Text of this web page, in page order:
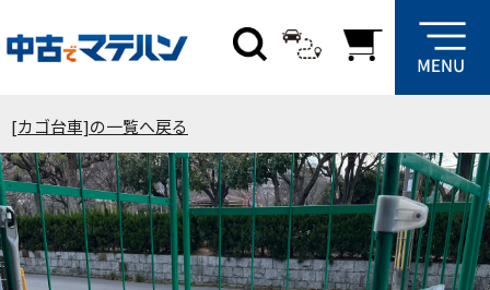
[カゴ台車]の一覧へ戻る